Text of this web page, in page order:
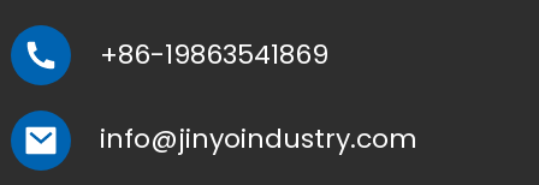
+86-19863541869
info@jinyoindustry.com